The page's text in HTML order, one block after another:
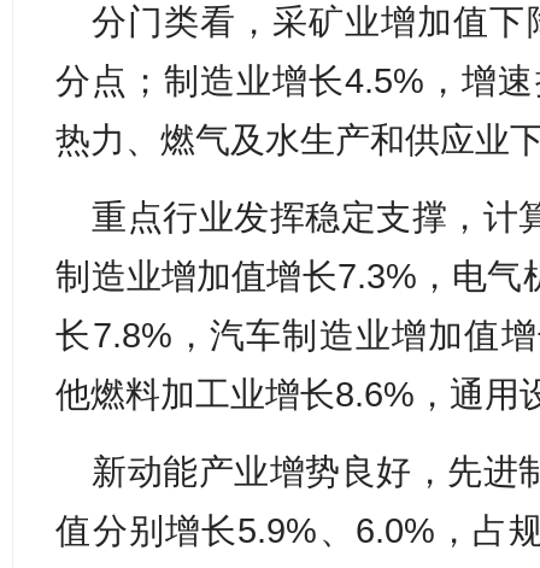
分门类看，采矿业增加值
分点；制造业增长4.5%，增
热力、燃气及水生产和供应业
重点行业发挥稳定支撑，计
制造业增加值增长7.3%，电气
长7.8%，汽车制造业增加值
他燃料加工业增长8.6%，通用
新动能产业增势良好，先进
值分别增长5.9%、6.0%，占